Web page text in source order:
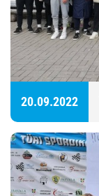
20.09.2022